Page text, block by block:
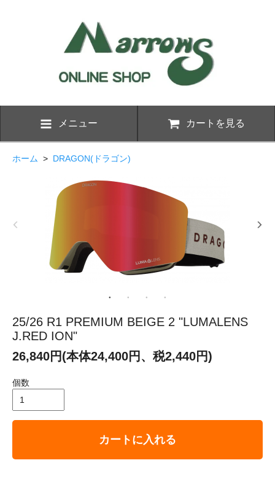
メニュー カートを見る
ホーム > DRAGON(ドラゴン)
25/26 R1 PREMIUM BEIGE 2 "LUMALENS
J.RED ION"
26,840円(本体24,400円、税2,440円)
個数
カートに入れる